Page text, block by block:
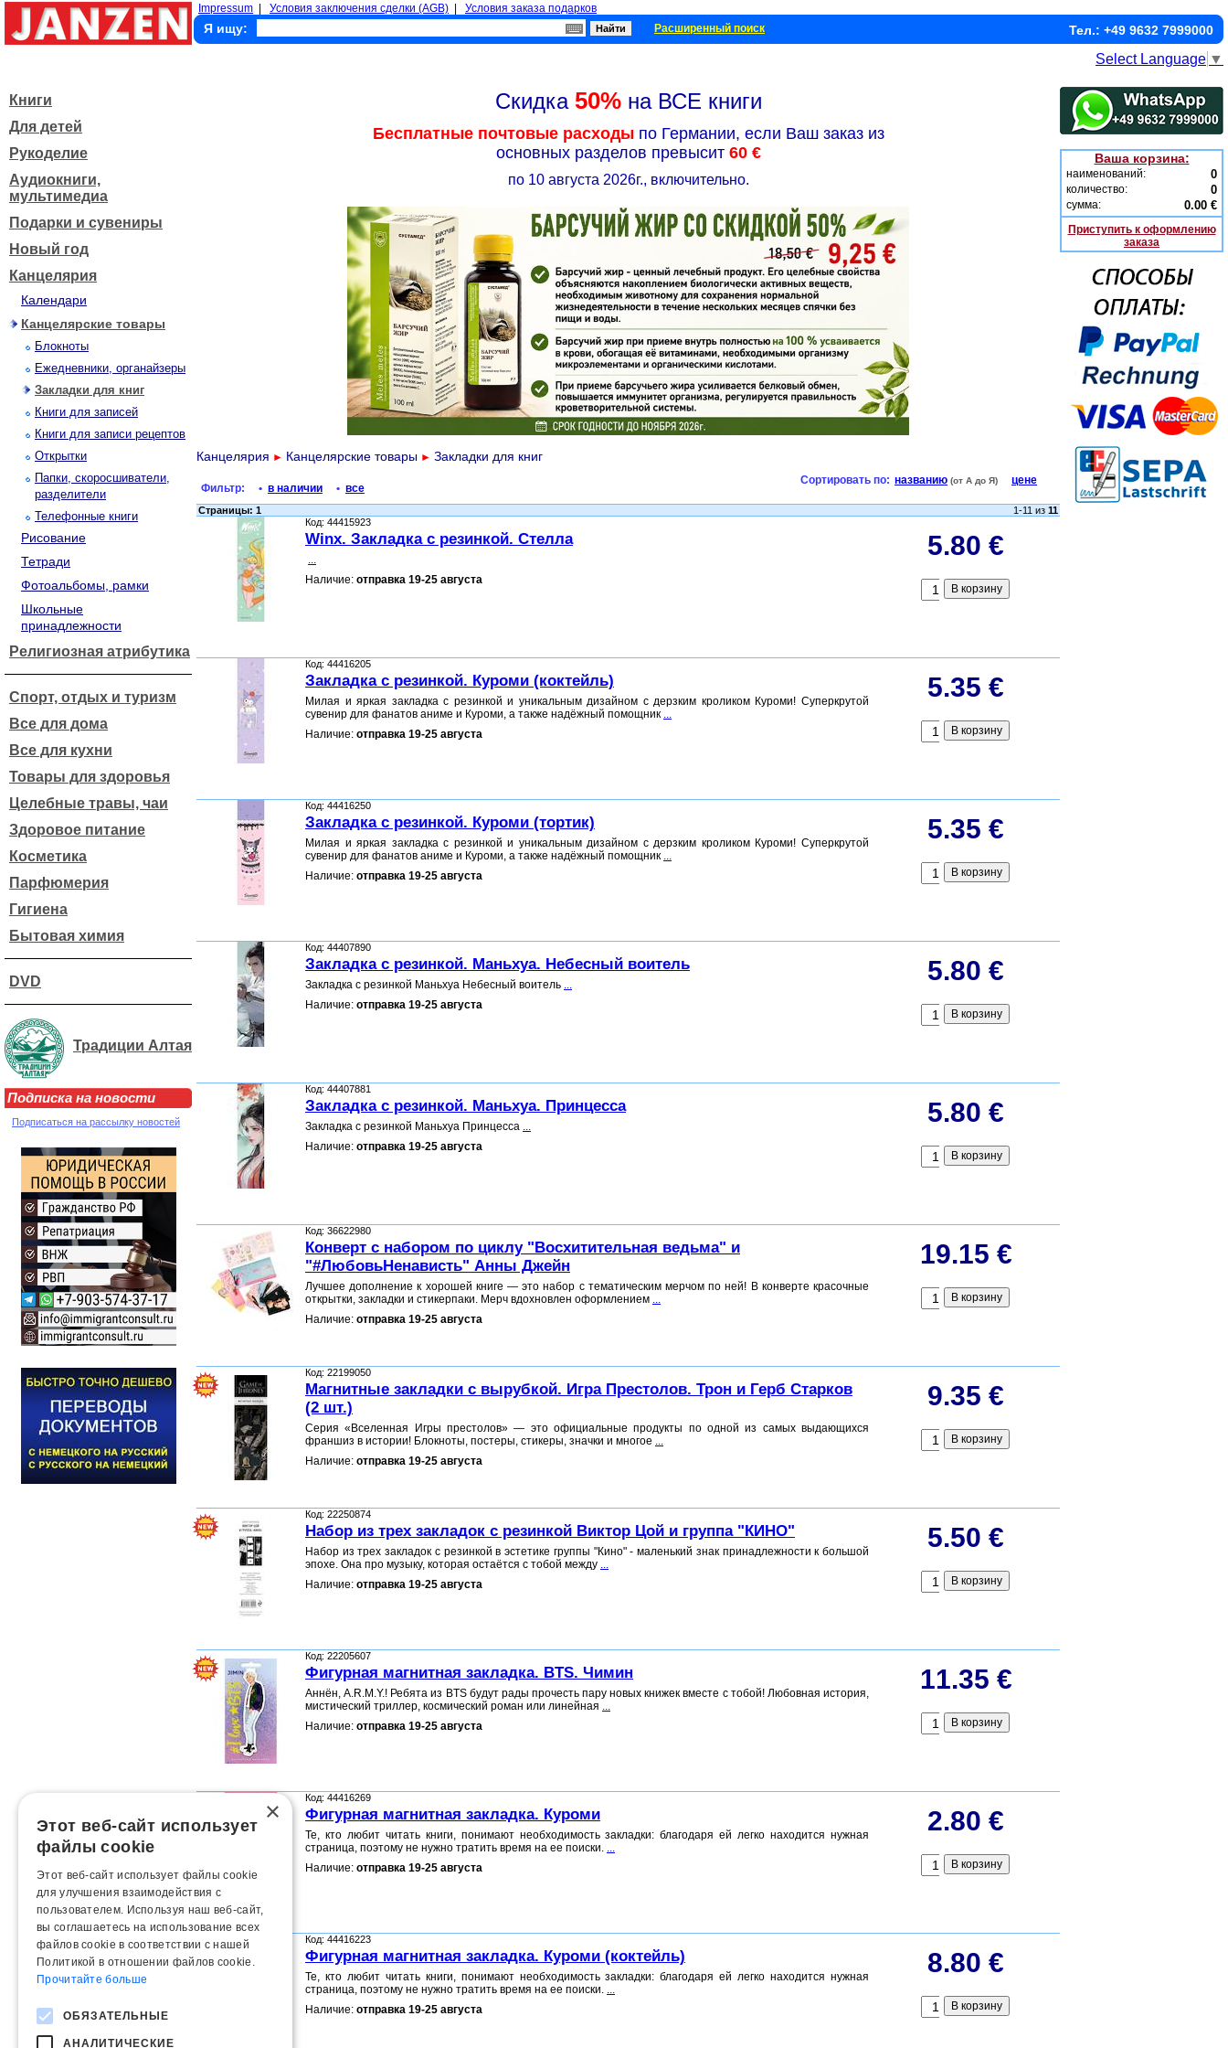
Impressum Условия заключения сделки (AGB) Условия заказа подарков
Я ищу: Расширенный поиск Тел.: +49 9632 7999000
Select Language ▼
Книги
Для детей
Рукоделие
Аудиокниги,
мультимедиа
Подарки и сувениры
Новый год
Канцелярия
Календари
Канцелярские товары
Блокноты
Ежедневники, органайзеры
Закладки для книг
Книги для записей
Книги для записи рецептов
Открытки
Папки, скоросшиватели,
разделители
Телефонные книги
Рисование
Тетради
Фотоальбомы, рамки
Школьные
принадлежности
Религиозная атрибутика
Спорт, отдых и туризм
Все для дома
Все для кухни
Товары для здоровья
Целебные травы, чаи
Здоровое питание
Косметика
Парфюмерия
Гигиена
Бытовая химия
DVD
Традиции Алтая
Подписка на новости
Подписаться на рассылку новостей
Скидка 50%на ВСЕ книги
Бесплатные почтовые расходыпо Германии, если Ваш заказ из
основных разделов превысит 60 €
по 10 августа 2026г., включительно.
Канцелярия ► Канцелярские товары ► Закладки для книг
Фильтр: • в наличии • все
Сортировать по: названию (от А до Я) цене
Страницы: 1 1-11 из 11
Код: 44415923
Winx. Закладка с резинкой. Стелла
...
Наличие: отправка 19-25 августа
5.80 €
Код: 44416205
Закладка с резинкой. Куроми (коктейль)
Милая и яркая закладка с резинкой и уникальным дизайном с дерзким кроликом Куроми! Суперкрутой
сувенир для фанатов аниме и Куроми, а также надёжный помощник ...
Наличие: отправка 19-25 августа
5.35 €
Код: 44416250
Закладка с резинкой. Куроми (тортик)
Милая и яркая закладка с резинкой и уникальным дизайном с дерзким кроликом Куроми! Суперкрутой
сувенир для фанатов аниме и Куроми, а также надёжный помощник ...
Наличие: отправка 19-25 августа
5.35 €
Код: 44407890
Закладка с резинкой. Маньхуа. Небесный воитель
Закладка с резинкой Маньхуа Небесный воитель ...
Наличие: отправка 19-25 августа
5.80 €
Код: 44407881
Закладка с резинкой. Маньхуа. Принцесса
Закладка с резинкой Маньхуа Принцесса ...
Наличие: отправка 19-25 августа
5.80 €
Код: 36622980
Конверт с набором по циклу "Восхитительная ведьма" и
"#ЛюбовьНенависть" Анны Джейн
Лучшее дополнение к хорошей книге — это набор с тематическим мерчом по ней! В конверте красочные
открытки, закладки и стикерпаки. Мерч вдохновлен оформлением ...
Наличие: отправка 19-25 августа
19.15 €
Код: 22199050
Магнитные закладки с вырубкой. Игра Престолов. Трон и Герб Старков
(2 шт.)
Серия «Вселенная Игры престолов» — это официальные продукты по одной из самых выдающихся
франшиз в истории! Блокноты, постеры, стикеры, значки и многое ...
Наличие: отправка 19-25 августа
9.35 €
Код: 22250874
Набор из трех закладок с резинкой Виктор Цой и группа "КИНО"
Набор из трех закладок с резинкой в эстетике группы "Кино" - маленький знак принадлежности к большой
эпохе. Она про музыку, которая остаётся с тобой между ...
Наличие: отправка 19-25 августа
5.50 €
Код: 22205607
Фигурная магнитная закладка. BTS. Чимин
Аннён, A.R.M.Y.! Ребята из BTS будут рады прочесть пару новых книжек вместе с тобой! Любовная история,
мистический триллер, космический роман или линейная ...
Наличие: отправка 19-25 августа
11.35 €
Код: 44416269
Фигурная магнитная закладка. Куроми
Те, кто любит читать книги, понимают необходимость закладки: благодаря ей легко находится нужная
страница, поэтому не нужно тратить время на ее поиски. ...
Наличие: отправка 19-25 августа
2.80 €
Код: 44416223
Фигурная магнитная закладка. Куроми (коктейль)
Те, кто любит читать книги, понимают необходимость закладки: благодаря ей легко находится нужная
страница, поэтому не нужно тратить время на ее поиски. ...
Наличие: отправка 19-25 августа
8.80 €
Ваша корзина:
наименований: 0
количество: 0
сумма: 0.00 €
Приступить к оформлению
заказа
×
Этот веб-сайт использует
файлы cookie
Этот веб-сайт использует файлы cookie
для улучшения взаимодействия с
пользователем. Используя наш веб-сайт,
вы соглашаетесь на использование всех
файлов cookie в соответствии с нашей
Политикой в ​​отношении файлов cookie.
Прочитайте больше
ОБЯЗАТЕЛЬНЫЕ
АНАЛИТИЧЕСКИЕ